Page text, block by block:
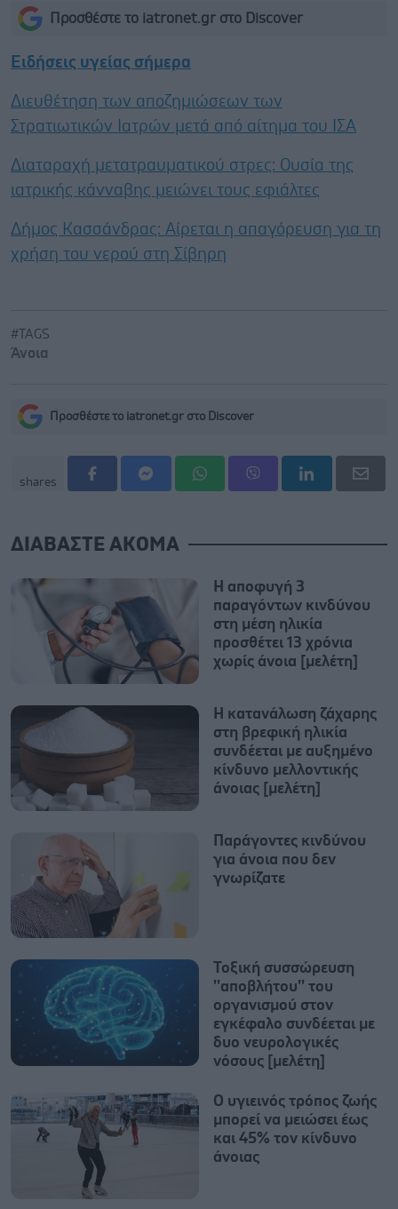
Προσθέστε το iatronet.gr στο Discover
Ειδήσεις υγείας σήμερα
Διευθέτηση των αποζημιώσεων των
Στρατιωτικών Ιατρών μετά από αίτημα του ΙΣΑ
Διαταραχή μετατραυματικού στρες: Ουσία της
ιατρικής κάνναβης μειώνει τους εφιάλτες
Δήμος Κασσάνδρας: Αίρεται η απαγόρευση για τη
χρήση του νερού στη Σίβηρη
#TAGS
Άνοια
Προσθέστε το iatronet.gr στο Discover
shares
ΔΙΑΒΑΣΤΕ ΑΚΟΜΑ
Η αποφυγή 3
παραγόντων κινδύνου
στη μέση ηλικία
προσθέτει 13 χρόνια
χωρίς άνοια [μελέτη]
Η κατανάλωση ζάχαρης
στη βρεφική ηλικία
συνδέεται με αυξημένο
κίνδυνο μελλοντικής
άνοιας [μελέτη]
Παράγοντες κινδύνου
για άνοια που δεν
γνωρίζατε
Τοξική συσσώρευση
''αποβλήτου'' του
οργανισμού στον
εγκέφαλο συνδέεται με
δυο νευρολογικές
νόσους [μελέτη]
O υγιεινός τρόπος ζωής
μπορεί να μειώσει έως
και 45% τον κίνδυνο
άνοιας